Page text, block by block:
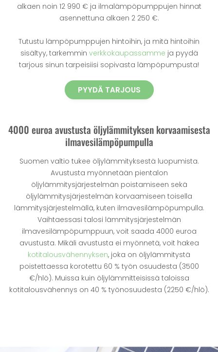
alkaen noin 12 990 € ja ilmalämpöpumppujen hinnat
asennettuna alkaen 2 250 €.
Tutustu lämpöpumppujen hintoihin, ja mitä hintoihin
sisältyy, tarkemmin verkkokaupassamme ja pyydä
tarjous sinun tarpeisiisi sopivasta lämpöpumpusta!
PYYDÄ TARJOUS
4000 euroa avustusta öljylämmityksen korvaamisesta
ilmavesilämpöpumpulla
Suomen valtio tukee öljylämmityksestä luopumista.
Avustusta myönnetään pientalon
öljylämmitysjärjestelmän poistamiseen sekä
öljylämmitysjärjestelmän korvaamiseen toisella
lämmitysjärjestelmällä, kuten ilmavesilämpöpumpulla.
Vaihtaessasi talosi lämmitysjärjestelmän
ilmavesilämpöpumppuun, voit saada 4000 euroa
avustusta. Mikäli avustusta ei myönnetä, voit hakea
kotitalousvähennyksen, joka on öljylämmitystä
poistettaessa korotettu 60 % työn osuudesta (3500
€/hlö). Muissa kuin öljylämmitteisissä taloissa
kotitalousvähennys on 40 % työnosuudesta (2250 €/hlö).